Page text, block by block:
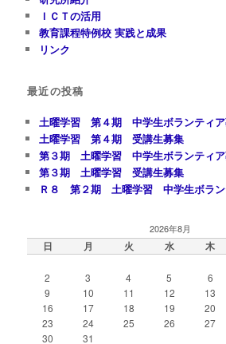
ＩＣＴの活用
教育課程特例校 実践と成果
リンク
最近の投稿
土曜学習 第４期 中学生ボランティア
土曜学習 第４期 受講生募集
第３期 土曜学習 中学生ボランティア
第３期 土曜学習 受講生募集
Ｒ８ 第２期 土曜学習 中学生ボラン
2026年8月
日 月 火 水 木
2
3 4 5 6
9
10 11 12 13
16
17 18 19 20
23
24 25 26 27
30
31